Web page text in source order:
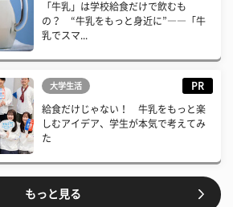
「牛乳」は学校給食だけで飲むも
の？ “牛乳をもっと身近に”――「牛
乳でスマ...
大学生活 PR
給食だけじゃない！ 牛乳をもっと楽
しむアイデア、学生が本気で考えてみ
た
もっと見る